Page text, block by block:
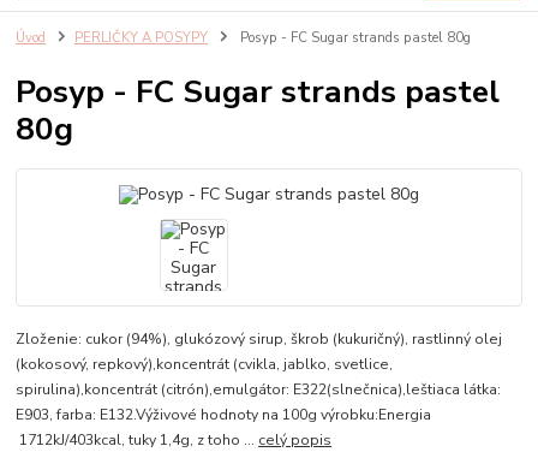
Úvod PERLIČKY A POSYPY Posyp - FC Sugar strands pastel 80g
Posyp - FC Sugar strands pastel
80g
Zloženie: cukor (94%), glukózový sirup, škrob (kukuričný), rastlinný olej
(kokosový, repkový),koncentrát (cvikla, jablko, svetlice,
spirulina),koncentrát (citrón),emulgátor: E322(slnečnica),leštiaca látka:
E903, farba: E132.Výživové hodnoty na 100g výrobku:Energia
1712kJ/403kcal, tuky 1,4g, z toho ... celý popis